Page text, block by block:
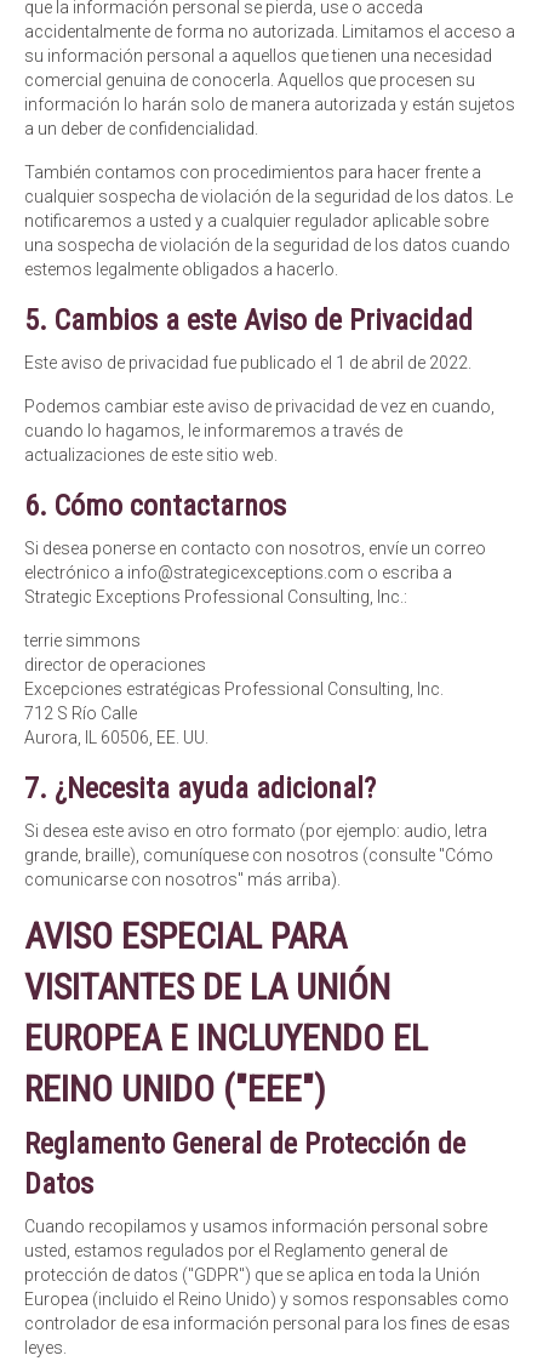
que la información personal se pierda, use o acceda
accidentalmente de forma no autorizada. Limitamos el acceso a
su información personal a aquellos que tienen una necesidad
comercial genuina de conocerla. Aquellos que procesen su
información lo harán solo de manera autorizada y están sujetos
a un deber de confidencialidad.
También contamos con procedimientos para hacer frente a
cualquier sospecha de violación de la seguridad de los datos. Le
notificaremos a usted y a cualquier regulador aplicable sobre
una sospecha de violación de la seguridad de los datos cuando
estemos legalmente obligados a hacerlo.
5. Cambios a este Aviso de Privacidad
Este aviso de privacidad fue publicado el 1 de abril de 2022.
Podemos cambiar este aviso de privacidad de vez en cuando,
cuando lo hagamos, le informaremos a través de
actualizaciones de este sitio web.
6. Cómo contactarnos
Si desea ponerse en contacto con nosotros, envíe un correo
electrónico a info@strategicexceptions.com o escriba a
Strategic Exceptions Professional Consulting, Inc.:
terrie simmons
director de operaciones
Excepciones estratégicas Professional Consulting, Inc.
712 S Río Calle
Aurora, IL 60506, EE. UU.
7. ¿Necesita ayuda adicional?
Si desea este aviso en otro formato (por ejemplo: audio, letra
grande, braille), comuníquese con nosotros (consulte "Cómo
comunicarse con nosotros" más arriba).
AVISO ESPECIAL PARA
VISITANTES DE LA UNIÓN
EUROPEA E INCLUYENDO EL
REINO UNIDO ("EEE")
Reglamento General de Protección de
Datos
Cuando recopilamos y usamos información personal sobre
usted, estamos regulados por el Reglamento general de
protección de datos ("GDPR") que se aplica en toda la Unión
Europea (incluido el Reino Unido) y somos responsables como
controlador de esa información personal para los fines de esas
leyes.